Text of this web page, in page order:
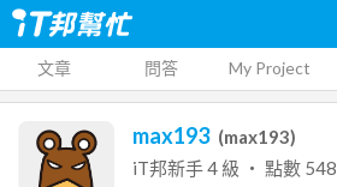
文章 問答 My Project
max193 (max193)
iT邦新手4 級 ‧ 點數 548